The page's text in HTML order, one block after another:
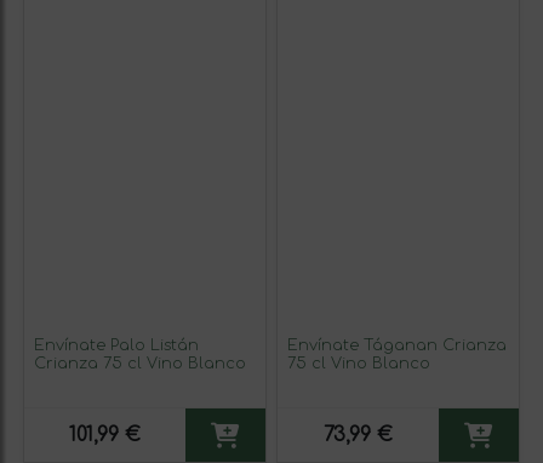
Envínate Palo Listán
Crianza 75 cl Vino Blanco
101,99 €
Envínate Táganan Crianza
75 cl Vino Blanco
73,99 €